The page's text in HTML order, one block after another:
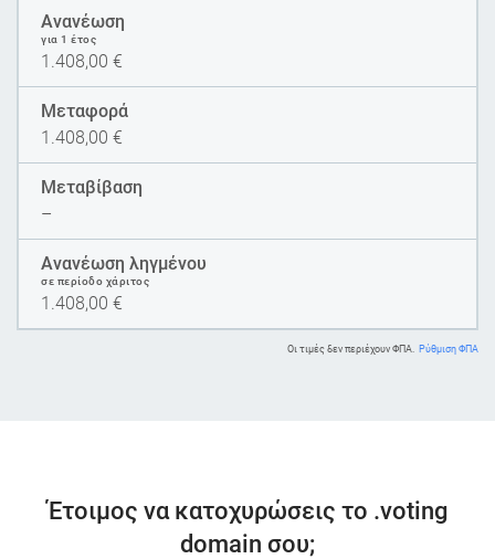
Ανανέωση
για 1 έτος
1.408,00 €
Μεταφορά
1.408,00 €
Μεταβίβαση
–
Ανανέωση ληγμένου
σε περίοδο χάριτος
1.408,00 €
Οι τιμές δεν περιέχουν ΦΠΑ. Ρύθμιση ΦΠΑ
Έτοιμος να κατοχυρώσεις το .voting
domain σου;